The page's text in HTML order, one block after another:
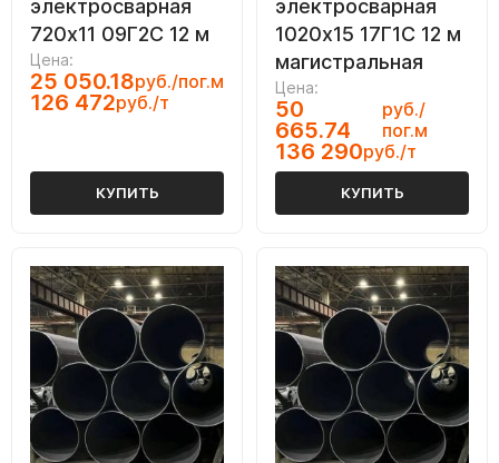
электросварная
720х11 09Г2С 12 м
Цена:
25 050.18руб./пог.м
126 472руб./т
КУПИТЬ
электросварная
1020х15 17Г1С 12 м
магистральная
Цена:
50
665.74
руб./
пог.м
136 290руб./т
КУПИТЬ